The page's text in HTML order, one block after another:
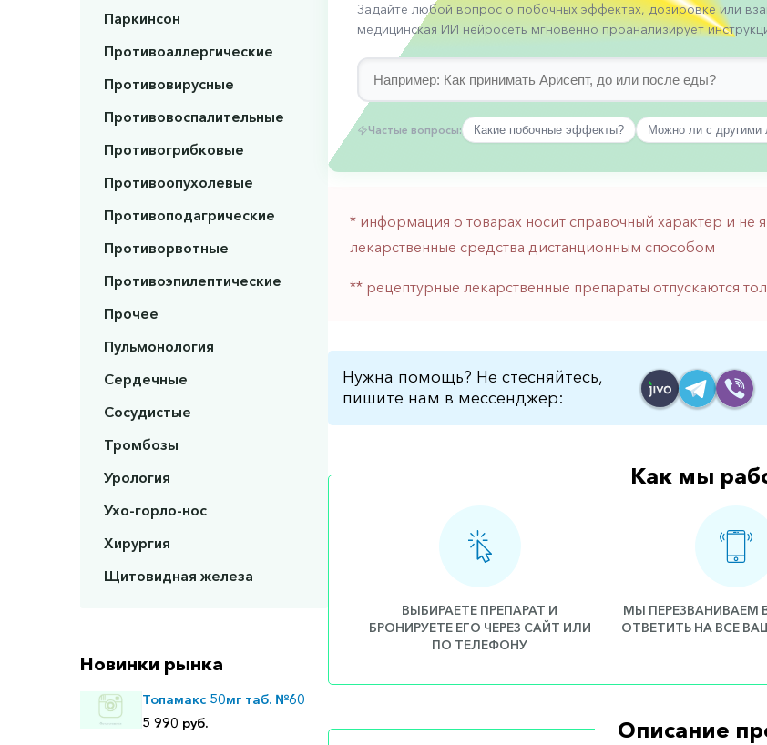
Паркинсон
Противоаллергические
Противовирусные
Противовоспалительные
Противогрибковые
Противоопухолевые
Противоподагрические
Противорвотные
Противоэпилептические
Прочее
Пульмонология
Сердечные
Сосудистые
Тромбозы
Урология
Ухо-горло-нос
Хирургия
Щитовидная железа
Новинки рынка
Топамакс 50мг таб. №60
5 990 руб.
Задайте любой вопрос о побочных эффектах, дозировке или
медицинская ИИ нейросеть мгновенно проанализирует
Частые вопросы: Какие побочные эффекты? Можно ли с другими
* информация о товарах носит справочный характер и
лекарственные средства дистанционным способом
** рецептурные лекарственные препараты отпускаются
Нужна помощь? Не стесняйтесь,
пишите нам в мессенджер:
Как мы
ВЫБИРАЕТЕ ПРЕПАРАТ И
БРОНИРУЕТЕ ЕГО ЧЕРЕЗ САЙТ ИЛИ
ПО ТЕЛЕФОНУ
МЫ ПЕРЕЗВАНИВАЕМ
ОТВЕТИТЬ НА ВСЕ
Описание